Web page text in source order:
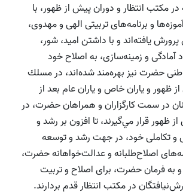
مكتب انتظار و دوران پیش از ظهور، با
و برنامه‌هاى تربيتى الهى و مهدوى،
پرورش يافته‌اند و با داشتن اميد، شور،
و زمينه‌سازى، به اصلاح خود
حضرت نيز بهره‌مند شد‌ه‌اند، در مسلك
ظهور و ياران خاص و ياران عام بعد از
در سمت كارگزاران و همراهان حضرت، در
ظهور قرار مي‌گيرند، تا افزون بر رشد و
و تكاملى خود، در جهت رشد و توسعه
اصلاح‌طلبانه و عدالت‌خواهانه حضرت،
و به فرمان حضرت، براى اصلاح و تربيت
در مكتب انتظار قدم بردارند.